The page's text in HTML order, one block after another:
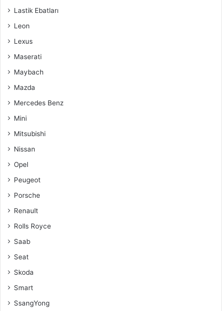
Lastik Ebatları
Leon
Lexus
Maserati
Maybach
Mazda
Mercedes Benz
Mini
Mitsubishi
Nissan
Opel
Peugeot
Porsche
Renault
Rolls Royce
Saab
Seat
Skoda
Smart
SsangYong